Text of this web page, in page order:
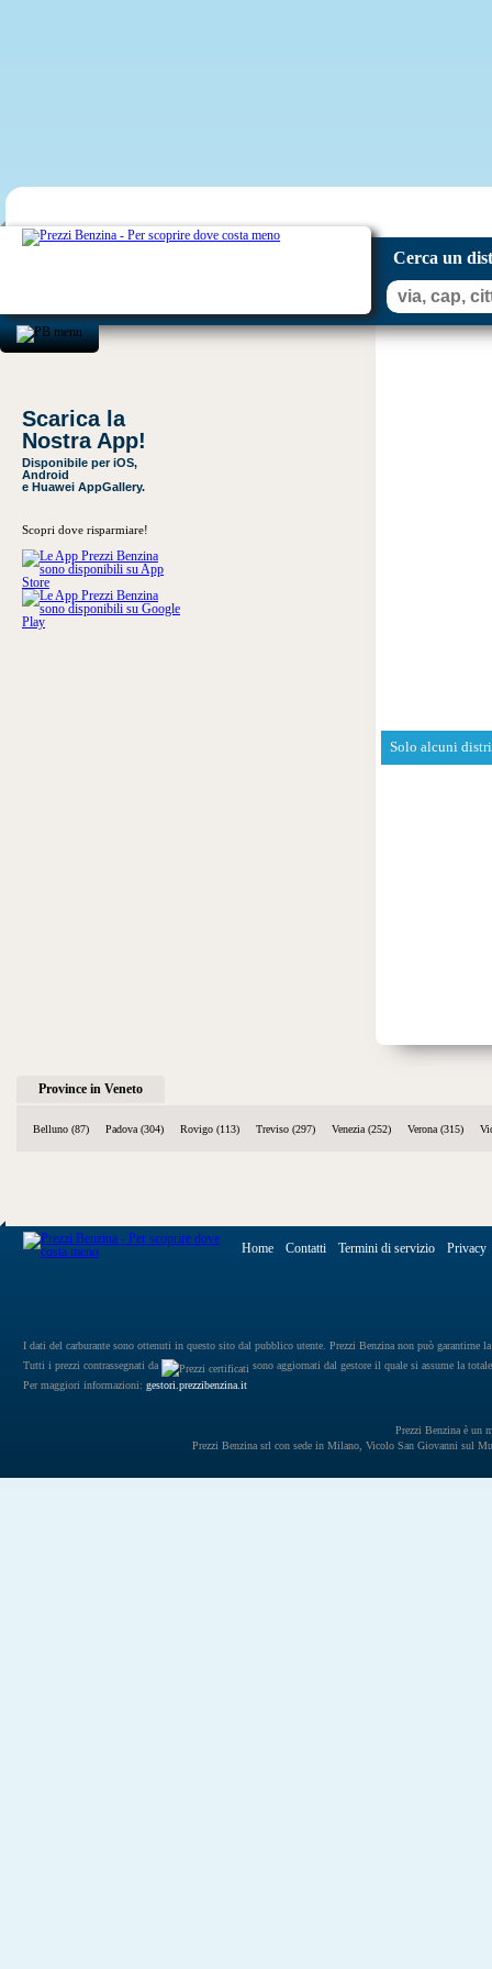
Cerca un
Scarica la
Nostra App!
Disponibile per iOS,
Android
e Huawei AppGallery.
Scopri dove risparmiare!
Solo alcuni
Province in Veneto
Belluno (87) Padova (304) Rovigo (113) Treviso (297) Venezia (252) Verona (315)
Home Contatti Termini di servizio Privacy
I dati del carburante sono ottenuti in questo sito dal pubblico utente. Prezzi Benzina non può garantirne
Tutti i prezzi contrassegnati da
sono aggiornati dal gestore il quale si assume la
Per maggiori informazioni: gestori.prezzibenzina.it
Prezzi Benzina è un
Prezzi Benzina srl con sede in Milano, Vicolo San Giovanni sul